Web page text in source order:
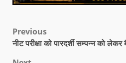
Previous
नीट परीक्षा को पारदर्शी सम्पन्न को